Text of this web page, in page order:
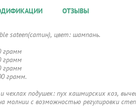
ОТЗЫВЫ
sateen(сатин), цвет: шампань.
грамм
грамм
грамм
грамм.
чехлах подушек: пух кашмирских коз,
молнии с возможностью регулировки